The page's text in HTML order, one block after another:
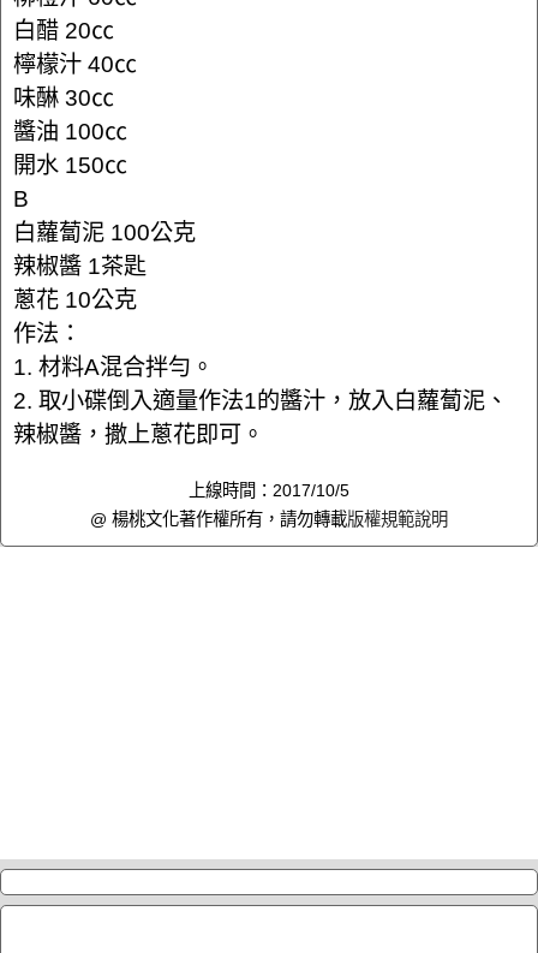
白醋 20㏄
檸檬汁 40㏄
味醂 30㏄
醬油 100㏄
開水 150㏄
B
白蘿蔔泥 100公克
辣椒醬 1茶匙
蔥花 10公克
作法：
1. 材料A混合拌勻。
2. 取小碟倒入適量作法1的醬汁，放入白蘿蔔泥、
辣椒醬，撒上蔥花即可。
上線時間：2017/10/5
@ 楊桃文化著作權所有，請勿轉載版權規範說明